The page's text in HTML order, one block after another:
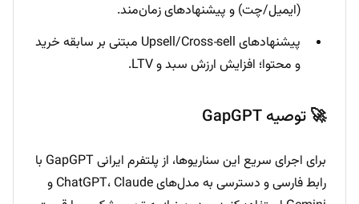
(ایمیل/چت) و پیشنهادهای زمان‌مند.
پیشنهادهای Upsell/Cross‑sell مبتنی بر سابقه خرید
و محتوا؛ افزایش ارزش سبد و LTV.
🚀 توصیه GapGPT
برای اجرای سریع این سناریوها، از پلتفرم ایرانی GapGPT با
رابط فارسی و دسترسی به مدل‌های ChatGPT، Claude و